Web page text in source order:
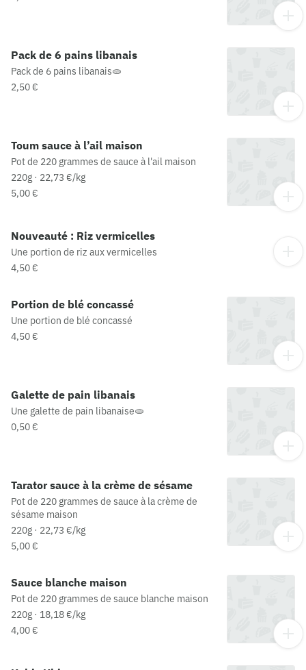
Pack de 6 pains libanais
Pack de 6 pains libanais🫓
2,50 €
Toum sauce à l’ail maison
Pot de 220 grammes de sauce à l'ail maison
220g · 22,73 €/kg
5,00 €
Nouveauté : Riz vermicelles
Une portion de riz aux vermicelles
4,50 €
Portion de blé concassé
Une portion de blé concassé
4,50 €
Galette de pain libanais
Une galette de pain libanaise🫓
0,50 €
Tarator sauce à la crème de sésame
Pot de 220 grammes de sauce à la crème de
sésame maison
220g · 22,73 €/kg
5,00 €
Sauce blanche maison
Pot de 220 grammes de sauce blanche maison
220g · 18,18 €/kg
4,00 €